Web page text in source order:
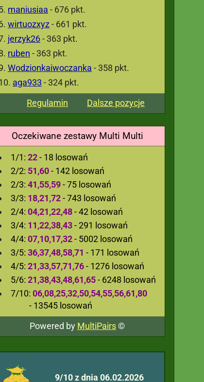
maniusiaa - 676 pkt.
wirtuozxyz - 661 pkt.
jerzyk26- 363 pkt.
ruben - 363 pkt.
Wodzionkaiwoczanka - 358 pkt.
aga933 - 324 pkt.
Regulamin
Dalsze pozycje
Oczekiwane zestawy Multi Multi
1/1: 22- 18 losowań
2/2: 51,60- 142 losowań
2/3: 41,55,59- 75 losowań
3/3: 18,21,72- 743 losowań
2/4: 04,21,22,48- 42 losowań
3/4: 11,22,38,43- 291 losowań
4/4: 07,10,17,32- 5002 losowań
3/5: 36,37,48,58,71 - 171 losowań
4/5: 21,33,57,71,76- 1276 losowań
5/6: 21,38,43,48,61,65- 6248 losowań
7/10: 06,08,25,32,50,54,55,56,61,80
- 13545 losowań
Powered by MultiPairs©
9/10 z dnia 06.02.2026